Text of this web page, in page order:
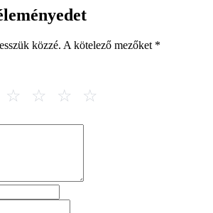
közzé. A kötelező mezőket *